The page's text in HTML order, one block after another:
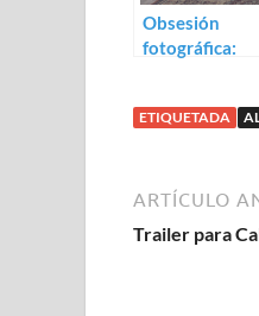
Obsesión
fotográfica:
ETIQUETADA
ARTÍCULO
Trailer para